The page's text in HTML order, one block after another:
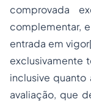
comprovada
complementar,
entrada em
exclusivamente
inclusive quanto
avaliação, que